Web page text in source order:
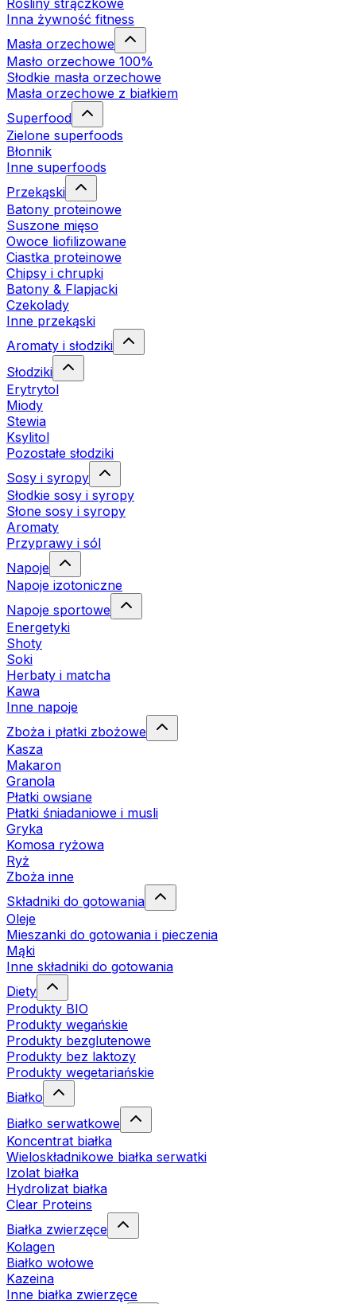
Rośliny strączkowe
Inna żywność fitness
Masła orzechowe
Masło orzechowe 100%
Słodkie masła orzechowe
Masła orzechowe z białkiem
Superfood
Zielone superfoods
Błonnik
Inne superfoods
Przekąski
Batony proteinowe
Suszone mięso
Owoce liofilizowane
Ciastka proteinowe
Chipsy i chrupki
Batony & Flapjacki
Czekolady
Inne przekąski
Aromaty i słodziki
Słodziki
Erytrytol
Miody
Stewia
Ksylitol
Pozostałe słodziki
Sosy i syropy
Słodkie sosy i syropy
Słone sosy i syropy
Aromaty
Przyprawy i sól
Napoje
Napoje izotoniczne
Napoje sportowe
Energetyki
Shoty
Soki
Herbaty i matcha
Kawa
Inne napoje
Zboża i płatki zbożowe
Kasza
Makaron
Granola
Płatki owsiane
Płatki śniadaniowe i musli
Gryka
Komosa ryżowa
Ryż
Zboża inne
Składniki do gotowania
Oleje
Mieszanki do gotowania i pieczenia
Mąki
Inne składniki do gotowania
Diety
Produkty BIO
Produkty wegańskie
Produkty bezglutenowe
Produkty bez laktozy
Produkty wegetariańskie
Białko
Białko serwatkowe
Koncentrat białka
Wieloskładnikowe białka serwatki
Izolat białka
Hydrolizat białka
Clear Proteins
Białka zwierzęce
Kolagen
Białko wołowe
Kazeina
Inne białka zwierzęce